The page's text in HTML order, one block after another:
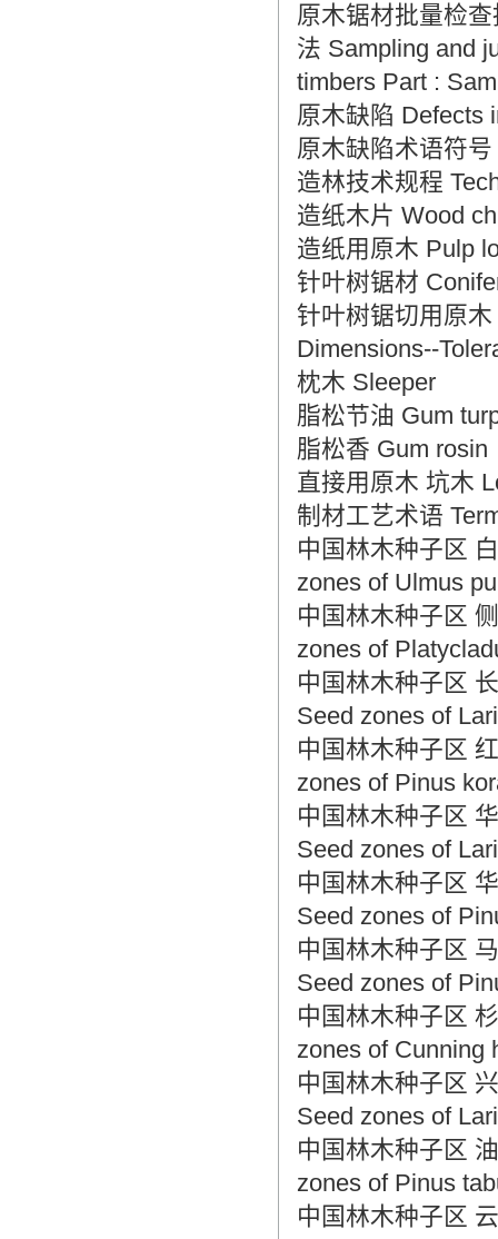
原木锯材批量检
法 Sampling and
timbers Part :
原木缺陷 Defects
原木缺陷术语符
造林技术规程
造纸木片 Wood
造纸用原木 Pulp
针叶树锯材
针叶树锯切用原
Dimensions--
枕木 Sleeper
脂松节油 Gum
脂松香 Gum rosin
直接用原木 坑木
制材工艺术语
中国林木种子区
zones of Ulmus
中国林木种子区
zones of
中国林木种子区
Seed zones of
中国林木种子区
zones of Pinus
中国林木种子区
Seed zones of
中国林木种子区
Seed zones of
中国林木种子区
Seed zones of
中国林木种子区
zones of Cunning
中国林木种子区
Seed zones of
中国林木种子区
zones of Pinus
中国林木种子区